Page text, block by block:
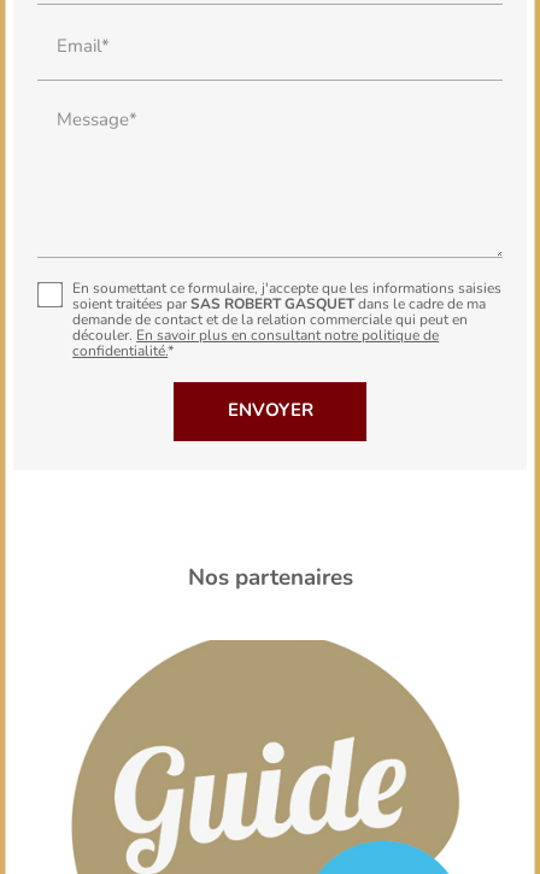
Email*
Message*
En soumettant ce formulaire, j'accepte que les informations saisies
soient traitées parSAS ROBERT GASQUET
dans le cadre de ma
demande de contact et de la relation commerciale qui peut en
découler. En savoir plus en consultant notre politique de
confidentialité.*
Nos partenaires